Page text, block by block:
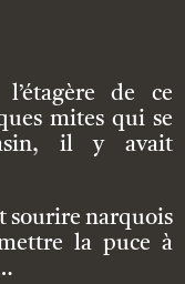
de ce
mites qui se
il y avait
sourire narquois
la puce à